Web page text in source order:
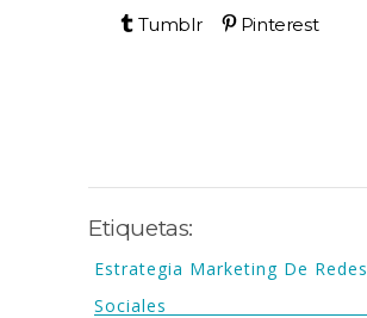
Etiquetas:
Estrategia Marketing De Redes
Sociales